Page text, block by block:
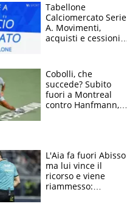
Tabellone
Calciomercato Serie
A. Movimenti,
acquisti e cessioni:
Cobolli, che
succede? Subito
fuori a Montreal
contro Hanfmann,
L'Aia fa fuori Abisso
ma lui vince il
ricorso e viene
riammesso: